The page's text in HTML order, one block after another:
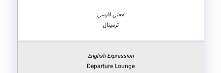
ترمینال
Departure Lounge